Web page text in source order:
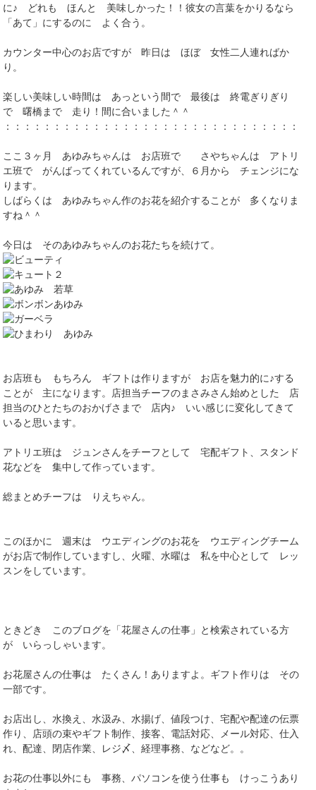
に♪ どれも ほんと 美味しかった！！彼女の言葉をかりるなら
「あて」にするのに よく合う。
カウンター中心のお店ですが 昨日は ほぼ 女性二人連ればか
り。
楽しい美味しい時間は あっという間で 最後は 終電ぎりぎり
で 曙橋まで 走り！間に合いました＾＾
：：：：：：：：：：：：：：：：：：：：：：：：：：：：：：：
ここ３ヶ月 あゆみちゃんは お店班で さやちゃんは アトリ
エ班で がんばってくれているんですが、６月から チェンジにな
ります。
しばらくは あゆみちゃん作のお花を紹介することが 多くなりま
すね＾＾
今日は そのあゆみちゃんのお花たちを続けて。
お店班も もちろん ギフトは作りますが お店を魅力的に♪する
ことが 主になります。店担当チーフのまさみさん始めとした 店
担当のひとたちのおかげさまで 店内♪ いい感じに変化してきて
いると思います。
アトリエ班は ジュンさんをチーフとして 宅配ギフト、スタンド
花などを 集中して作っています。
総まとめチーフは りえちゃん。
このほかに 週末は ウエディングのお花を ウエディングチーム
がお店で制作していますし、火曜、水曜は 私を中心として レッ
スンをしています。
ときどき このブログを「花屋さんの仕事」と検索されている方
が いらっしゃいます。
お花屋さんの仕事は たくさん！ありますよ。ギフト作りは その
一部です。
お店出し、水換え、水汲み、水揚げ、値段つけ、宅配や配達の伝票
作り、店頭の束やギフト制作、接客、電話対応、メール対応、仕入
れ、配達、閉店作業、レジ〆、経理事務、などなど。。
お花の仕事以外にも 事務、パソコンを使う仕事も けっこうあり